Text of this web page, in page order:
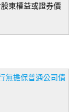
東權益或證券價
無擔保普通公司債